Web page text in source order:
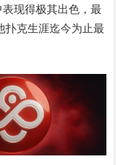
现得极其出色，最
扑克生涯迄今为止最